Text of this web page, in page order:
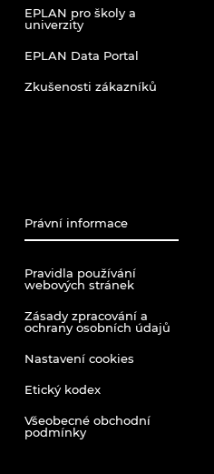
EPLAN pro školy a
univerzity
EPLAN Data Portal
Zkušenosti zákazníků
Právní informace
Pravidla používání
webových stránek
Zásady zpracování a
ochrany osobních údajů
Nastavení cookies
Etický kodex
Všeobecné obchodní
podmínky